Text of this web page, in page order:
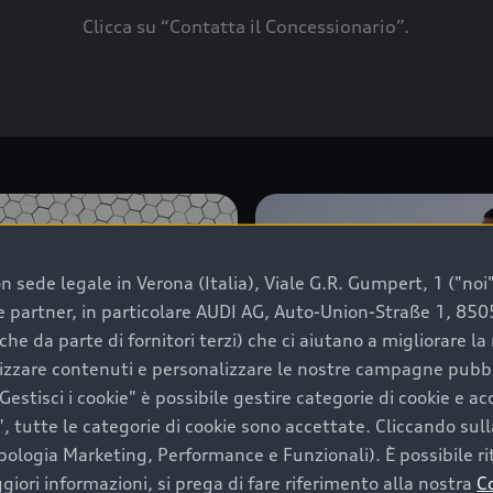
Clicca su “Contatta il Concessionario”.
sede legale in Verona (Italia), Viale G.R. Gumpert, 1
in particolare AUDI AG, Auto-Union-Straße 1,
da parte di fornitori terzi) che ci aiutano a migliorare
contenuti e personalizzare le nostre campagne
i cookie" è possibile gestire categorie di cookie e
le categorie di cookie sono accettate. Cliccando
Marketing, Performance e Funzionali). È possibile
informazioni, si prega di fare riferimento alla nostra